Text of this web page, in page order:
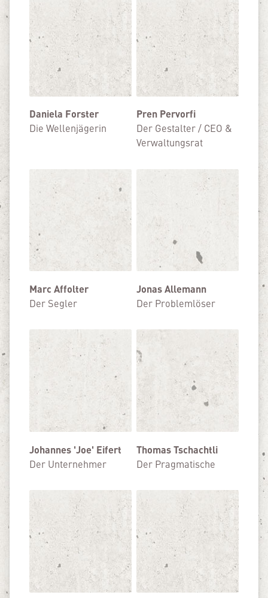
Daniela Forster
Die Wellenjägerin
Pren Pervorfi
Der Gestalter / CEO &
Verwaltungsrat
Marc Affolter
Der Segler
Jonas Allemann
Der Problemlöser
Johannes 'Joe' Eifert
Der Unternehmer
Thomas Tschachtli
Der Pragmatische